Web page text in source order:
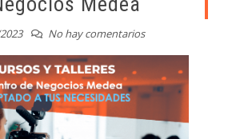
No hay comentarios